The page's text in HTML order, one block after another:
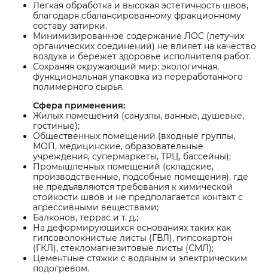
Легкая обработка и высокая эстетичность швов,
благодаря сбалансированному фракционному
составу затирки.
Минимизированное содержание ЛОС (летучих
органических соединений) не влияет на качество
воздуха и бережет здоровье исполнителя работ.
Сохраняя окружающий мир: экологичная,
функциональная упаковка из переработанного
полимерного сырья.
Сфера применения:
Жилых помещений (санузлы, ванные, душевые,
гостиные);
Общественных помещений (входные группы,
МОП, медицинские, образовательные
учреждения, супермаркеты, ТРЦ, бассейны);
Промышленных помещений (складские,
производственные, подсобные помещения), где
не предъявляются требования к химической
стойкости швов и не предполагается контакт с
агрессивными веществами;
Балконов, террас и т. д.;
На деформирующихся основаниях таких как
гипсоволокнистые листы (ГВЛ), гипсокартон
(ГКЛ), стекломагнезитовые листы (СМЛ);
Цементные стяжки с водяным и электрическим
подогревом.